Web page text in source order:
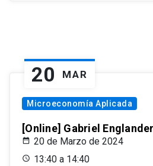
20 MAR
Microeconomía Aplicada
[Online] Gabriel
20 de Marzo de 2024
13:40 a 14:40